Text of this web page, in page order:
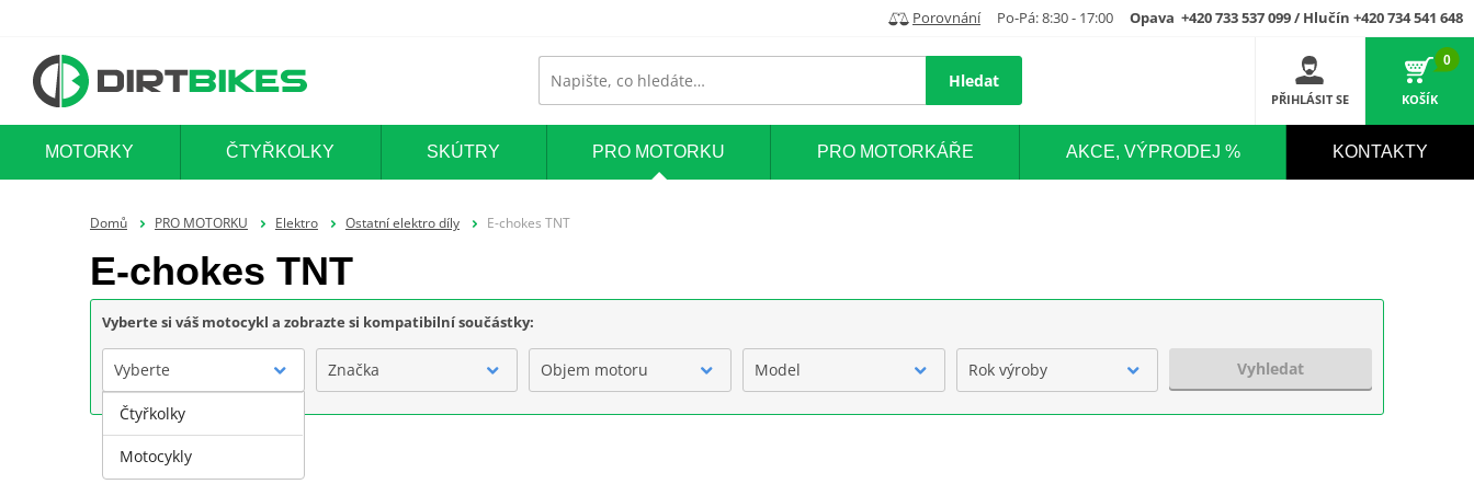
Porovnání Po-Pá: 8:30 - 17:00 Opava +420 733 537 099 / Hlučín +420 734 541 648
Hledat
PŘIHLÁSIT SE
0
KOŠÍK
MOTORKY ČTYŘKOLKY SKÚTRY PRO MOTORKU PRO MOTORKÁŘE AKCE, VÝPRODEJ % KONTAKTY
Domů PRO MOTORKU Elektro Ostatní elektro díly E-chokes TNT
E-chokes TNT
Vyberte si váš motocykl a zobrazte si kompatibilní součástky:
Vyberte Značka Objem motoru Model Rok výroby Vyhledat
Čtyřkolky
Motocykly